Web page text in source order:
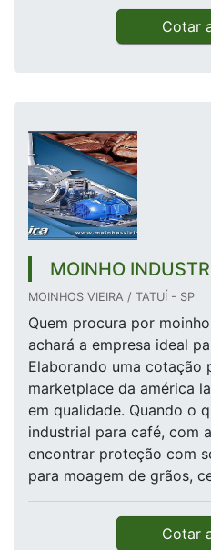
Cotar
MOINHO
MOINHOS VIEIRA / TATUÍ - SP
Quem procura por
achará a empresa ideal
Elaborando uma cotação
marketplace da américa
em qualidade. Quando o
industrial para café, com
encontrar proteção com
para moagem de grãos,
Cotar